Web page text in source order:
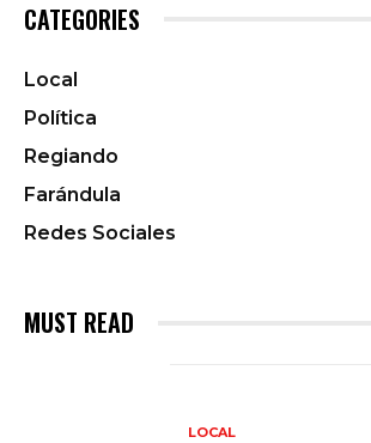
CATEGORIES
Local
Política
Regiando
Farándula
Redes Sociales
MUST READ
LOCAL